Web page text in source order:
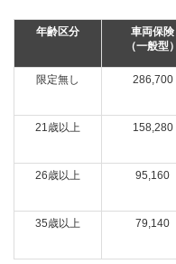
年齢区分
車両保険
（一般型）
限定無し 286,700
21歳以上 158,280
26歳以上 95,160
35歳以上 79,140